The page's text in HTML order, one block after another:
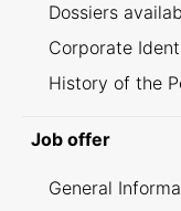
Dossiers
Corporate
History of the
Job offer
General